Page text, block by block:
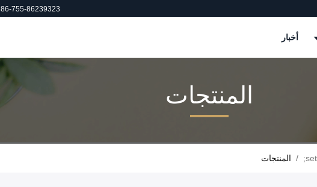
86-755-86239323
أخبار
المنتجات
/ المنتجات